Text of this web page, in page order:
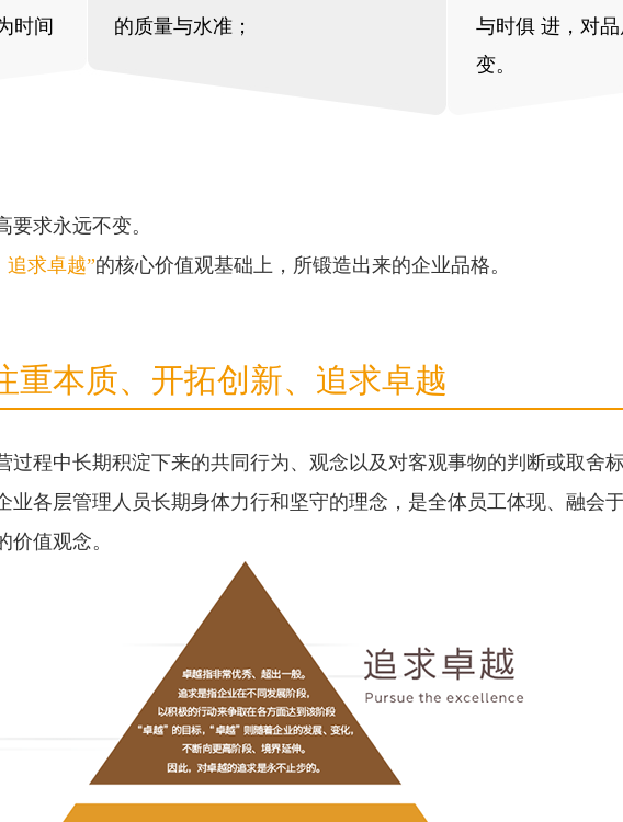
时间
的质量与水准；
与时俱 进，对
变。
求永远不变。
追求卓越”的核心价值观基础上，所锻造出来的企业品格。
重本质、开拓创新、追求卓越
过程中长期积淀下来的共同行为、观念以及对客观事物的判断或取舍
业各层管理人员长期身体力行和坚守的理念，是全体员工体现、融会
值观念。